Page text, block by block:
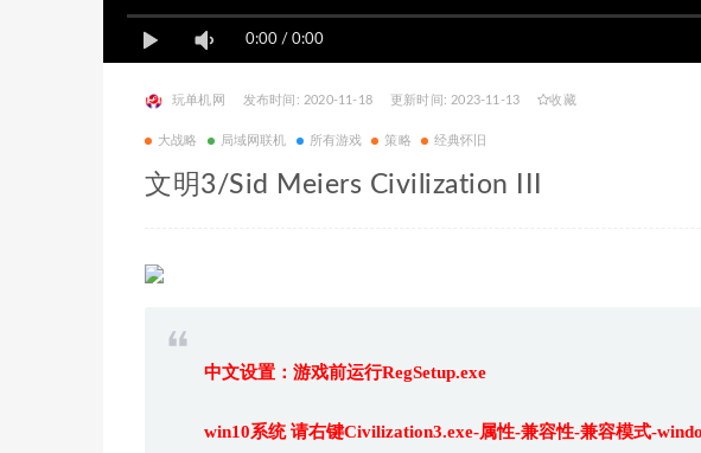
0:00 / 0:00
玩单机网 发布时间: 2020-11-18 更新时间: 2023-11-13 收藏
大战略 局域网联机 所有游戏 策略 经典怀旧
文明3/Sid Meiers Civilization III
中文设置：游戏前运行RegSetup.exe
win10系统 请右键Civilization3.exe-属性-兼容性-兼容模式-